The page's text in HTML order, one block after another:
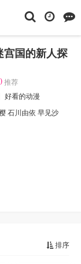
迷宫国的新人探索者
宫国的新人探
推荐
好看的动漫
石川由依 早见沙
排序